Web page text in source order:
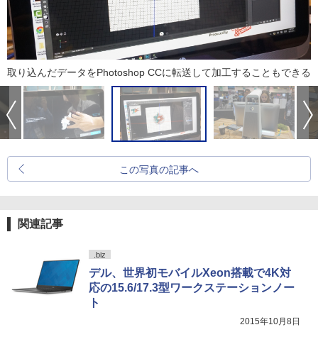
取り込んだデータをPhotoshop CCに転送して加工することもできる
この写真の記事へ
関連記事
.biz
デル、世界初モバイルXeon搭載で4K対
応の15.6/17.3型ワークステーションノー
ト
2015年10月8日